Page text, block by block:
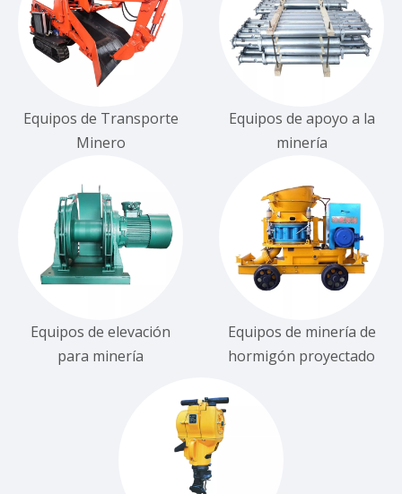
Equipos de Transporte
Minero
Equipos de elevación
para minería
Equipos de apoyo a la
minería
Equipos de minería de
hormigón proyectado